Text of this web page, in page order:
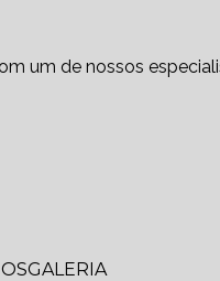
um de nossos
GALERIA